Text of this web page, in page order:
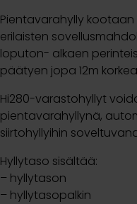
Pientavarahylly
erilaisten
loputon- alkaen
päätyen jopa 12m
Hi280-varastohyllyt
pientavarahyllynä,
siirtohyllyihin
Hyllytaso sisältää:
– hyllytason
– hyllytasopalkin